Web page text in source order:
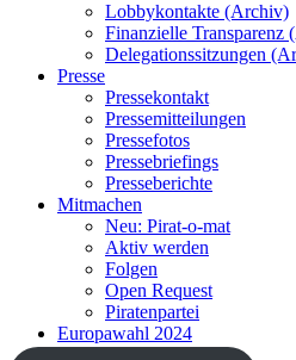
Lobbykontakte (Archiv)
Finanzielle Transparenz
Delegationssitzungen
Presse
Pressekontakt
Pressemitteilungen
Pressefotos
Pressebriefings
Presseberichte
Mitmachen
Neu: Pirat-o-mat
Aktiv werden
Folgen
Open Request
Piratenpartei
Europawahl 2024